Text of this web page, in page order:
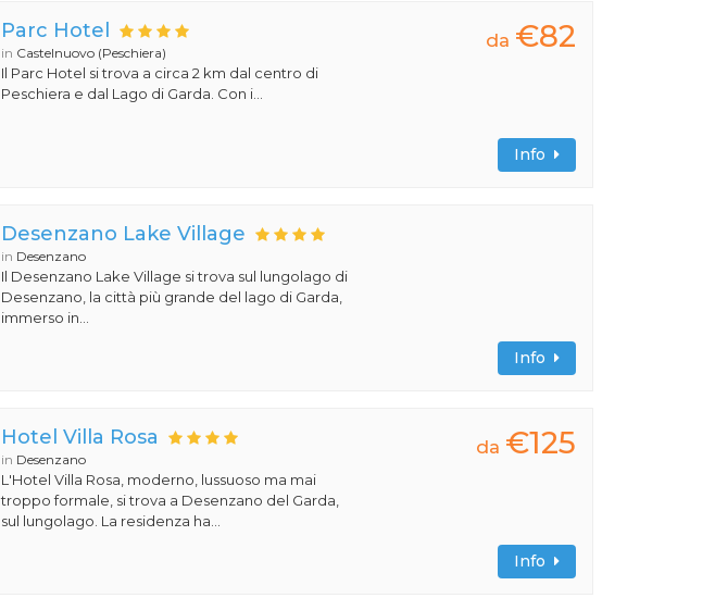
Parc Hotel
in Castelnuovo (Peschiera)
Il Parc Hotel si trova a circa 2 km dal centro di
Peschiera e dal Lago di Garda. Con i...
da €82
Info
Desenzano Lake Village
in Desenzano
Il Desenzano Lake Village si trova sul lungolago di
Desenzano, la città più grande del lago di Garda,
immerso in...
Info
Hotel Villa Rosa
in Desenzano
L'Hotel Villa Rosa, moderno, lussuoso ma mai
troppo formale, si trova a Desenzano del Garda,
sul lungolago. La residenza ha...
da €125
Info